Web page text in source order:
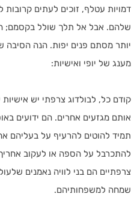
דמויות עטלף, זוכים לעתים
שלהם. אבל אל תלך שולל בקסמם;
יותר מסתם פנים יפות. הנה הסיבה
מענג של יופי ואישיות:
קודם כל, לבולדוג צרפתי יש אישיות
אותם מגזעים אחרים. הם ידועים
תמיד להוטים להרעיף על בעליהם
להתכרבל על הספה או לעקוב אחריך
צרפתיים הם בני לוויה נאמנים
שמחה למשפחותיהם.